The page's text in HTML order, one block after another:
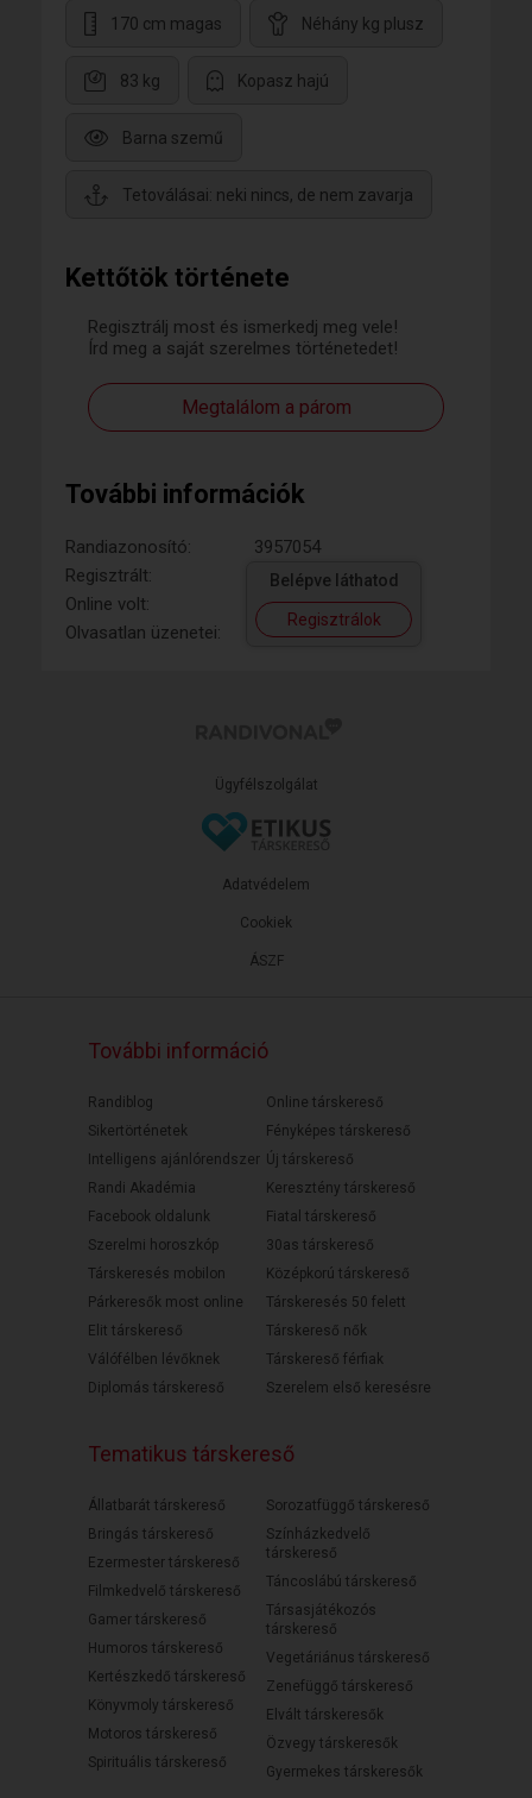
Kettőtök története
Regisztrálj most és ismerkedj meg vele!
Írd meg a saját szerelmes történetedet!
Megtalálom a párom
További információk
Randiazonosító:
3957054
Regisztrált:
Online volt:
Olvasatlan üzenetei:
Belépve láthatod
Regisztrálok
170 cm magas Néhány kg plusz
83 kg Kopasz hajú
Barna szemű
Tetoválásai: neki nincs, de nem zavarja
Ügyfélszolgálat
ÁSZF
Adatvédelem
Cookiek
További információ
Randiblog
Sikertörténetek
Intelligens ajánlórendszer
Randi Akadémia
Facebook oldalunk
Szerelmi horoszkóp
Társkeresés mobilon
Párkeresők most online
Elit társkereső
Válófélben lévőknek
Diplomás társkereső
Online társkereső
Fényképes társkereső
Új társkereső
Keresztény társkereső
Fiatal társkereső
30as társkereső
Középkorú társkereső
Társkeresés 50 felett
Társkereső nők
Társkereső férfiak
Szerelem első keresésre
Tematikus társkereső
Állatbarát társkereső
Bringás társkereső
Ezermester társkereső
Filmkedvelő társkereső
Gamer társkereső
Humoros társkereső
Kertészkedő társkereső
Könyvmoly társkereső
Motoros társkereső
Spirituális társkereső
Sorozatfüggő társkereső
Színházkedvelő
társkereső
Táncoslábú társkereső
Társasjátékozós
társkereső
Vegetáriánus társkereső
Zenefüggő társkereső
Elvált társkeresők
Özvegy társkeresők
Gyermekes társkeresők